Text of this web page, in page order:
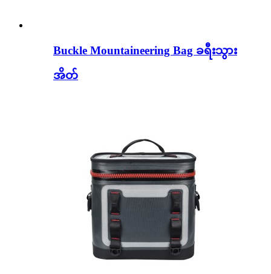
Buckle Mountaineering Bag ခရီးသွား
အိတ်